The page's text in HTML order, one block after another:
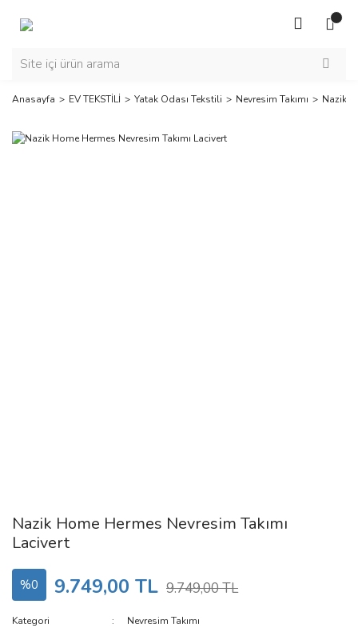
Anasayfa EV TEKSTİLİ Yatak Odası Tekstili Nevresim Takımı Nazik
Nazik Home Hermes Nevresim Takımı
Lacivert
%0 9.749,00 TL 9.749,00 TL
Kategori
Nevresim Takımı